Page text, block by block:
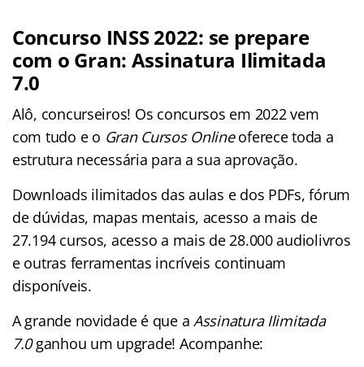
Concurso INSS 2022: se prepare
com o Gran: Assinatura Ilimitada
7.0
Alô, concurseiros! Os concursos em 2022 vem
com tudo e o Gran Cursos Onlineoferece toda a
estrutura necessária para a sua aprovação.
Downloads ilimitados das aulas e dos PDFs, fórum
de dúvidas, mapas mentais, acesso a mais de
27.194 cursos, acesso a mais de 28.000 audiolivros
e outras ferramentas incríveis continuam
disponíveis.
A grande novidade é que a Assinatura Ilimitada
7.0ganhou um upgrade! Acompanhe: